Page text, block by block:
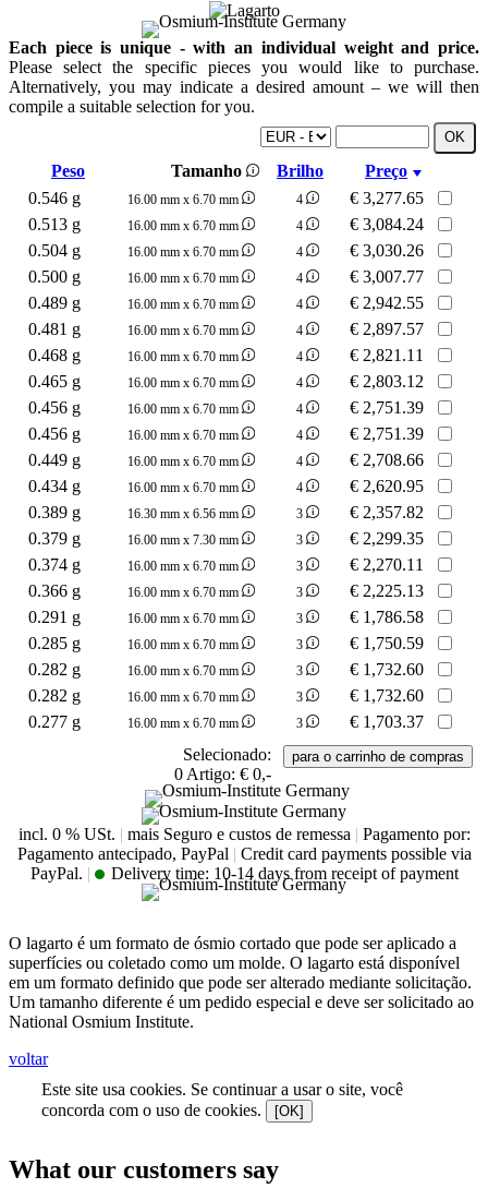
Each piece is unique - with an individual weight and price.
Please select the specific pieces you would like to purchase.
Alternatively, you may indicate a desired amount – we will then
compile a suitable selection for you.
Peso Tamanho Brilho
Preço
0.546 g
16.00 mm x 6.70 mm 4 € 3,277.65
0.513 g
16.00 mm x 6.70 mm 4 € 3,084.24
0.504 g
16.00 mm x 6.70 mm 4 € 3,030.26
0.500 g
16.00 mm x 6.70 mm 4 € 3,007.77
0.489 g
16.00 mm x 6.70 mm 4 € 2,942.55
0.481 g
16.00 mm x 6.70 mm 4 € 2,897.57
0.468 g
16.00 mm x 6.70 mm 4 € 2,821.11
0.465 g
16.00 mm x 6.70 mm 4 € 2,803.12
0.456 g
16.00 mm x 6.70 mm 4 € 2,751.39
0.456 g
16.00 mm x 6.70 mm 4 € 2,751.39
0.449 g
16.00 mm x 6.70 mm 4 € 2,708.66
0.434 g
16.00 mm x 6.70 mm 4 € 2,620.95
0.389 g
16.30 mm x 6.56 mm 3 € 2,357.82
0.379 g
16.00 mm x 7.30 mm 3 € 2,299.35
0.374 g
16.00 mm x 6.70 mm 3 € 2,270.11
0.366 g
16.00 mm x 6.70 mm 3 € 2,225.13
0.291 g
16.00 mm x 6.70 mm 3 € 1,786.58
0.285 g
16.00 mm x 6.70 mm 3 € 1,750.59
0.282 g
16.00 mm x 6.70 mm 3 € 1,732.60
0.282 g
16.00 mm x 6.70 mm 3 € 1,732.60
0.277 g
16.00 mm x 6.70 mm 3 € 1,703.37
Selecionado:
0 Artigo: € 0,-
incl. 0 % USt. | mais Seguro e custos de remessa | Pagamento por:
Pagamento antecipado, PayPal | Credit card payments possible via
PayPal. | Delivery time: 10-14 days from receipt of payment
O lagarto é um formato de ósmio cortado que pode ser aplicado a
superfícies ou coletado como um molde. O lagarto está disponível
em um formato definido que pode ser alterado mediante solicitação.
Um tamanho diferente é um pedido especial e deve ser solicitado ao
National Osmium Institute.
voltar
Este site usa cookies. Se continuar a usar o site, você
concorda com o uso de cookies.
[OK]
What our customers say